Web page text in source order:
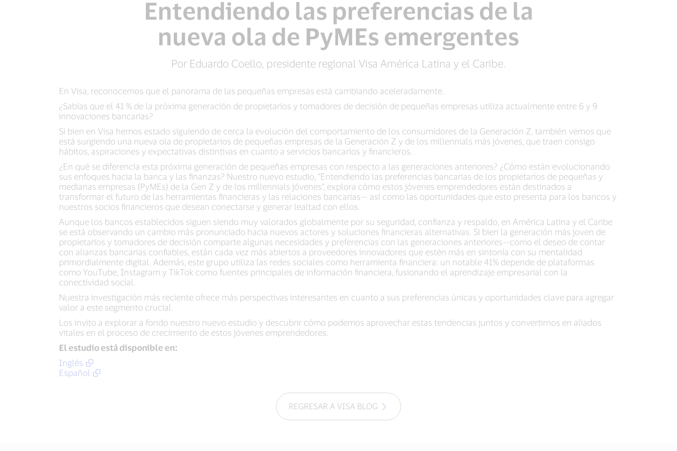
Entendiendo las preferencias de la
nueva ola de PyMEs emergentes
Por Eduardo Coello, presidente regional Visa América Latina y el Caribe.
En Visa, reconocemos que el panorama de las pequeñas empresas está cambiando aceleradamente.
¿Sabías que el 41 % de la próxima generación de propietarios y tomadores de decisión de pequeñas empresas utiliza actualmente entre 6 y 9
innovaciones bancarias?
Si bien en Visa hemos estado siguiendo de cerca la evolución del comportamiento de los consumidores de la Generación Z, también vemos que
está surgiendo una nueva ola de propietarios de pequeñas empresas de la Generación Z y de los millennials más jóvenes, que traen consigo
hábitos, aspiraciones y expectativas distintivas en cuanto a servicios bancarios y financieros.
¿En qué se diferencia esta próxima generación de pequeñas empresas con respecto a las generaciones anteriores? ¿Cómo están evolucionando
sus enfoques hacia la banca y las finanzas? Nuestro nuevo estudio, “Entendiendo las preferencias bancarias de los propietarios de pequeñas y
medianas empresas (PyMEs) de la Gen Z y de los millennials jóvenes”, explora cómo estos jóvenes emprendedores están destinados a
transformar el futuro de las herramientas financieras y las relaciones bancarias— así como las oportunidades que esto presenta para los bancos y
nuestros socios financieros que desean conectarse y generar lealtad con ellos.
Aunque los bancos establecidos siguen siendo muy valorados globalmente por su seguridad, confianza y respaldo, en América Latina y el Caribe
se está observando un cambio más pronunciado hacia nuevos actores y soluciones financieras alternativas. Si bien la generación más joven de
propietarios y tomadores de decisión comparte algunas necesidades y preferencias con las generaciones anteriores—como el deseo de contar
con alianzas bancarias confiables, están cada vez más abiertos a proveedores innovadores que estén más en sintonía con su mentalidad
primordialmente digital. Además, este grupo utiliza las redes sociales como herramienta financiera: un notable 41% depende de plataformas
como YouTube, Instagram y TikTok como fuentes principales de información financiera, fusionando el aprendizaje empresarial con la
conectividad social.
Nuestra investigación más reciente ofrece más perspectivas interesantes en cuanto a sus preferencias únicas y oportunidades clave para agregar
valor a este segmento crucial.
Los invito a explorar a fondo nuestro nuevo estudio y descubrir cómo podemos aprovechar estas tendencias juntos y convertirnos en aliados
vitales en el proceso de crecimiento de estos jóvenes emprendedores.
El estudio está disponible en:
Inglés
Español
REGRESAR A VISA BLOG